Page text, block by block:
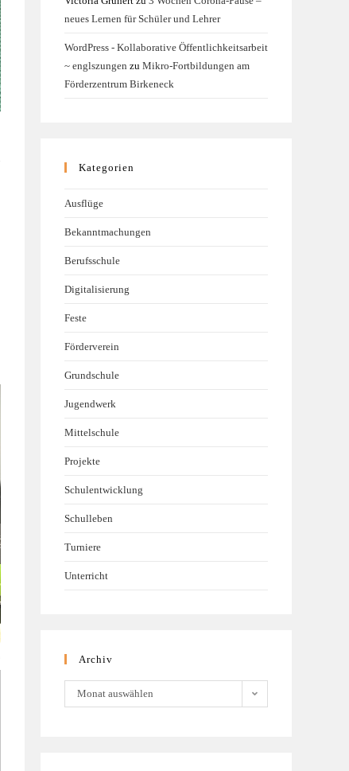
neues Lernen für Schüler und Lehrer
WordPress - Kollaborative Öffentlichkeitsarbeit
~ englszungen zu Mikro-Fortbildungen am
Förderzentrum Birkeneck
Kategorien
Ausflüge
Bekanntmachungen
Berufsschule
Digitalisierung
Feste
Förderverein
Grundschule
Jugendwerk
Mittelschule
Projekte
Schulentwicklung
Schulleben
Turniere
Unterricht
Archiv
Monat auswählen